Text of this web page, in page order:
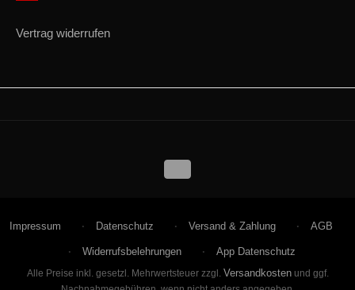
Vertrag widerrufen
Impressum Datenschutz Versand & Zahlung AGB
Widerrufsbelehrungen App Datenschutz
Alle Preise inkl. gesetzl. Mehrwertsteuer zzgl. Versandkostenund ggf.